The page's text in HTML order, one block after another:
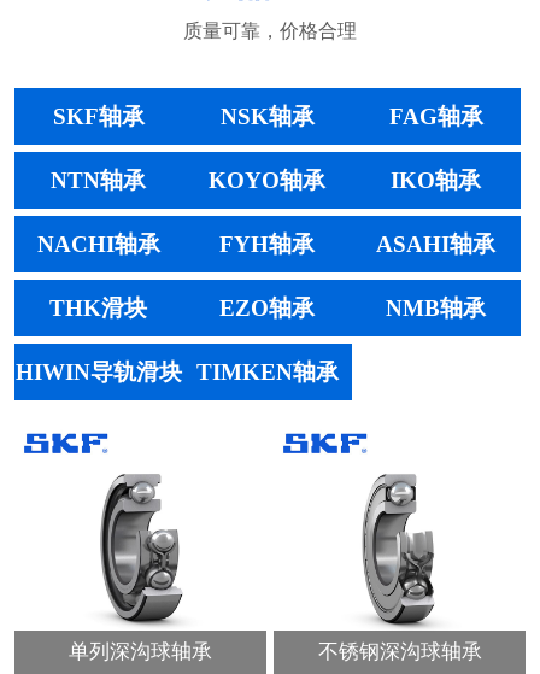
质量可靠，价格合理
SKF轴承 NSK轴承 FAG轴承
NTN轴承 KOYO轴承 IKO轴承
NACHI轴承 FYH轴承 ASAHI轴承
THK滑块 EZO轴承 NMB轴承
HIWIN导轨滑块 TIMKEN轴承
单列深沟球轴承 不锈钢深沟球轴承